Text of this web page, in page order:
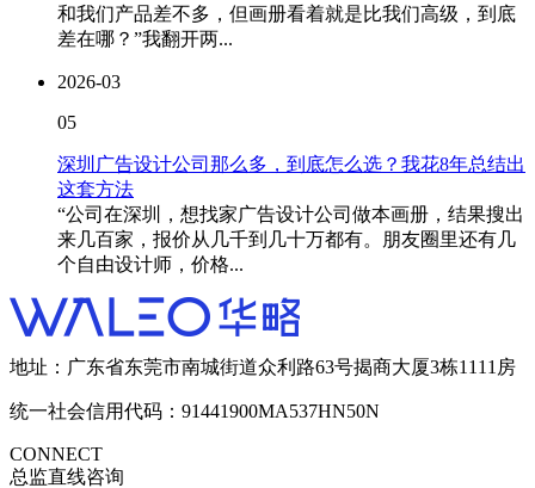
和我们产品差不多，但画册看着就是比我们高级，到底
差在哪？”我翻开两...
2026-03
05
深圳广告设计公司那么多，到底怎么选？我花8年总结出
这套方法
“公司在深圳，想找家广告设计公司做本画册，结果搜出
来几百家，报价从几千到几十万都有。朋友圈里还有几
个自由设计师，价格...
地址：广东省东莞市南城街道众利路63号揭商大厦3栋1111房
统一社会信用代码：91441900MA537HN50N
CONNECT
总监直线咨询